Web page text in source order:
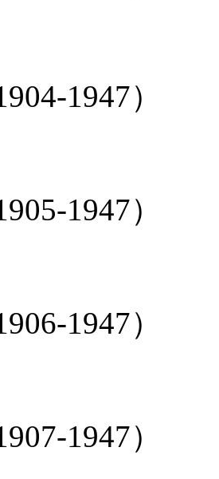
1947）
1947）
1947）
1947）